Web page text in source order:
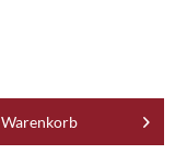
Warenkorb